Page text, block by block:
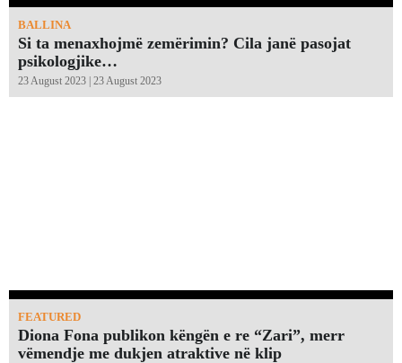
BALLINA
Si ta menaxhojmë zemërimin? Cila janë pasojat
psikologjike…
23 August 2023 | 23 August 2023
FEATURED
Diona Fona publikon këngën e re “Zari”, merr
vëmendje me dukjen atraktive në klip